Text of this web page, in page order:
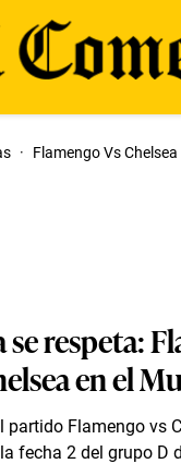
· Flamengo Vs Chelsea
respeta:
en el
partido Flamengo vs
fecha 2 del grupo D